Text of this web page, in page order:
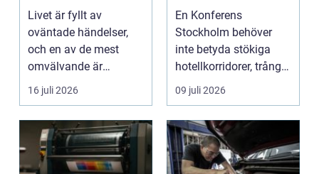
hjälp av en
begravningsbyrå
Livet är fyllt av
oväntade händelser,
och en av de mest
omvälvande är
n&aum...
16 juli 2026
rofylld landsbygd
En Konferens
Stockholm behöver
inte betyda stökiga
hotellkorridorer, trånga
mötesrum och brus
från c...
09 juli 2026